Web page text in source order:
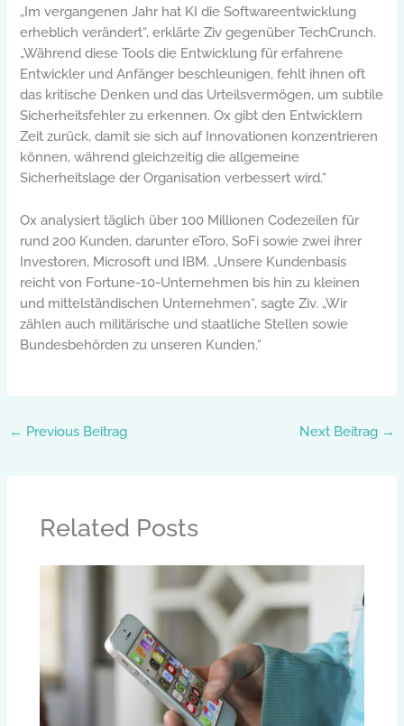
„Im vergangenen Jahr hat KI die Softwareentwicklung
erheblich verändert“, erklärte Ziv gegenüber TechCrunch.
„Während diese Tools die Entwicklung für erfahrene
Entwickler und Anfänger beschleunigen, fehlt ihnen oft
das kritische Denken und das Urteilsvermögen, um subtile
Sicherheitsfehler zu erkennen. Ox gibt den Entwicklern
Zeit zurück, damit sie sich auf Innovationen konzentrieren
können, während gleichzeitig die allgemeine
Sicherheitslage der Organisation verbessert wird.“
Ox analysiert täglich über 100 Millionen Codezeilen für
rund 200 Kunden, darunter eToro, SoFi sowie zwei ihrer
Investoren, Microsoft und IBM. „Unsere Kundenbasis
reicht von Fortune-10-Unternehmen bis hin zu kleinen
und mittelständischen Unternehmen“, sagte Ziv. „Wir
zählen auch militärische und staatliche Stellen sowie
Bundesbehörden zu unseren Kunden.“
← Previous Beitrag Next Beitrag →
Related Posts